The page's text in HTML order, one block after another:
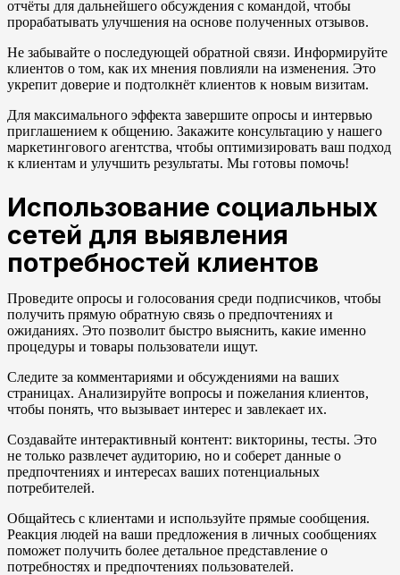
отчёты для дальнейшего обсуждения с командой, чтобы
прорабатывать улучшения на основе полученных отзывов.
Не забывайте о последующей обратной связи. Информируйте
клиентов о том, как их мнения повлияли на изменения. Это
укрепит доверие и подтолкнёт клиентов к новым визитам.
Для максимального эффекта завершите опросы и интервью
приглашением к общению. Закажите консультацию у нашего
маркетингового агентства, чтобы оптимизировать ваш подход
к клиентам и улучшить результаты. Мы готовы помочь!
Использование социальных
сетей для выявления
потребностей клиентов
Проведите опросы и голосования среди подписчиков, чтобы
получить прямую обратную связь о предпочтениях и
ожиданиях. Это позволит быстро выяснить, какие именно
процедуры и товары пользователи ищут.
Следите за комментариями и обсуждениями на ваших
страницах. Анализируйте вопросы и пожелания клиентов,
чтобы понять, что вызывает интерес и завлекает их.
Создавайте интерактивный контент: викторины, тесты. Это
не только развлечет аудиторию, но и соберет данные о
предпочтениях и интересах ваших потенциальных
потребителей.
Общайтесь с клиентами и используйте прямые сообщения.
Реакция людей на ваши предложения в личных сообщениях
поможет получить более детальное представление о
потребностях и предпочтениях пользователей.